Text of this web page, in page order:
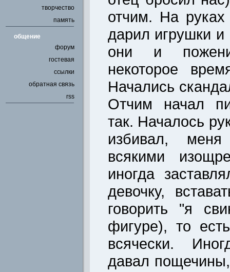
творчество
память
общение
форум
гостевая
ссылки
обратная связь
rss
отчим. На
дарил игрушки и
они и
некоторое
Начались
Отчим начал
так. Началось
избивал,
всякими
иногда
девочку,
говорить "я
фигуре), то
всячески.
давал